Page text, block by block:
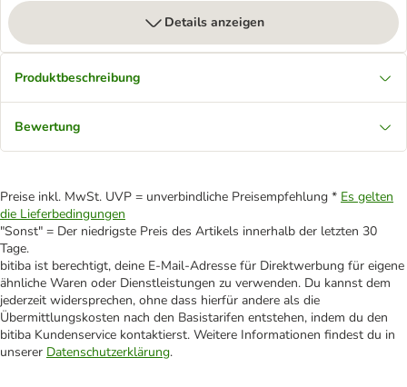
Details anzeigen
Produktbeschreibung
Bewertung
Preise inkl. MwSt. UVP = unverbindliche Preisempfehlung * Es gelten
die Lieferbedingungen
"Sonst" = Der niedrigste Preis des Artikels innerhalb der letzten 30
Tage.
bitiba ist berechtigt, deine E-Mail-Adresse für Direktwerbung für eigene
ähnliche Waren oder Dienstleistungen zu verwenden. Du kannst dem
jederzeit widersprechen, ohne dass hierfür andere als die
Übermittlungskosten nach den Basistarifen entstehen, indem du den
bitiba Kundenservice kontaktierst. Weitere Informationen findest du in
unserer Datenschutzerklärung.